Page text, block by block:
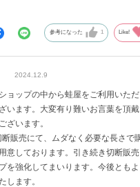
参考になった 1 Like!
2024.12.9
ョップの中から蛙屋をご利用いただ
います。大変有り難いお言葉を頂戴
ざいます。
販売にて、ムダなく必要な長さで
意しております。引き続き切断販売
を強化してまいります。今後ともよ
します。